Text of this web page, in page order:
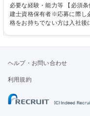
いただきます。 【詳細】・契約書管理、契約書製本、捺印対応、ファイリ
ング、登記簿取得、調書取得
求・支払データ登録、取引先
の他に担当頂く業務が発生する場合があり
必要な経験・能力等 【必須
建士資格保有者※応募に際し
格をお持ちでない方は入社後
ール管理が出来る方。※将来
へのジョブローテーションの可能性があり
院 大学 語学力： 資格：宅地
ヘルプ・お問い合わせ
利用規約